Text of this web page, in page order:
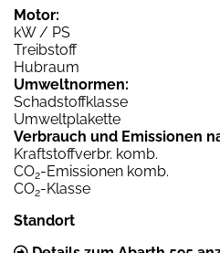
Motor:
kW / PS
Treibstoff
Hubraum
Umweltnormen:
Schadstoffklasse
Umweltplakette
Verbrauch und Emissionen
Kraftstoffverbr. komb.
CO2-Emissionen komb.
CO2-Klasse
Standort